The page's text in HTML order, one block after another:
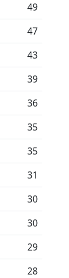
49
47
43
39
36
35
35
31
30
30
29
28